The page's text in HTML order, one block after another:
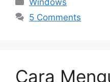
Windows
5 Comments
Cara